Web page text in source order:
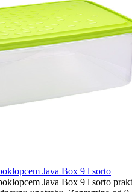
Java Box 9 l sorto
Java Box 9 l sorto